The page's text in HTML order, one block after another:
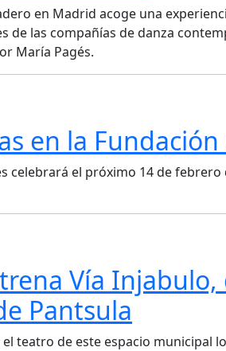
en Madrid acoge una
de las compañías de danza
María Pagés.
en la
celebrará el próximo 14 de febrero
Vía Injabulo,
Pantsula
teatro de este espacio municipal